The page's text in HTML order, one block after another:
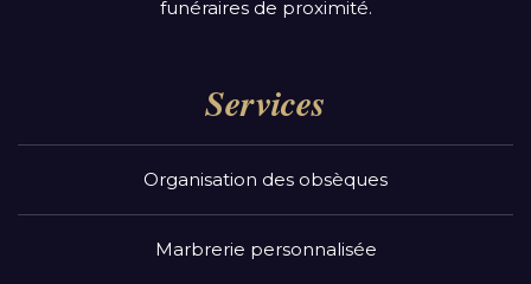
funéraires de proximité.
Services
Organisation des obsèques
Marbrerie personnalisée